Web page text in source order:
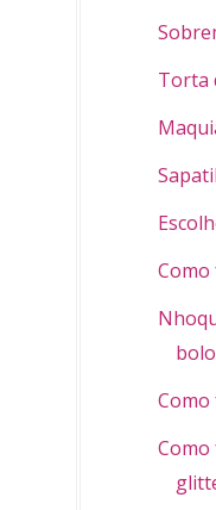
Torta
Como
Como
Como